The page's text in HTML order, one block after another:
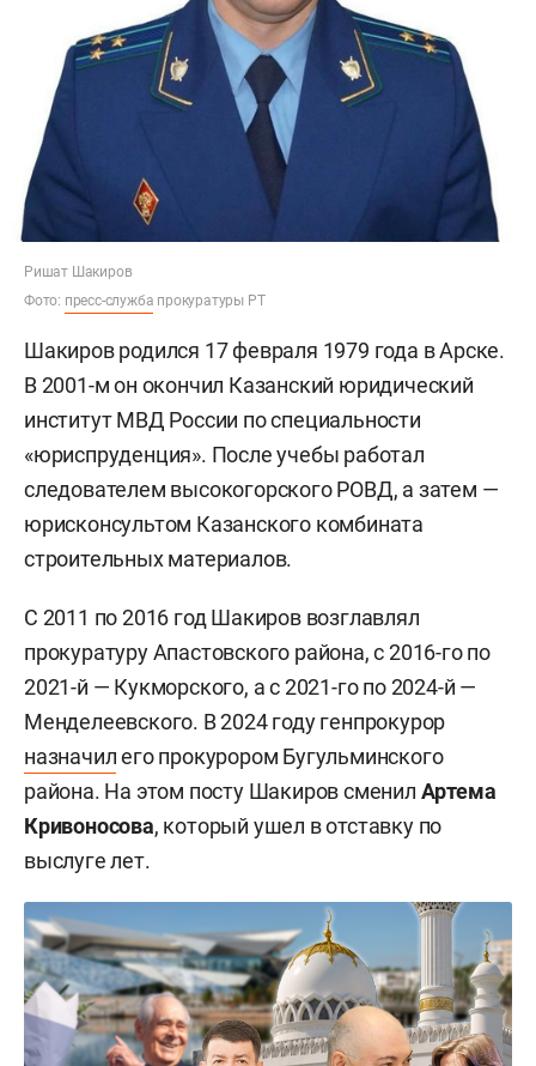
Ришат Шакиров
Фото: пресс-служба прокуратуры РТ
Шакиров родился 17 февраля 1979 года в Арске.
В 2001-м он окончил Казанский юридический
институт МВД России по специальности
«юриспруденция». После учебы работал
следователем высокогорского РОВД, а затем —
юрисконсультом Казанского комбината
строительных материалов.
С 2011 по 2016 год Шакиров возглавлял
прокуратуру Апастовского района, с 2016-го по
2021-й — Кукморского, а с 2021-го по 2024-й —
Менделеевского. В 2024 году генпрокурор
назначилего прокурором Бугульминского
района. На этом посту Шакиров сменил Артема
Кривоносова, который ушел в отставку по
выслуге лет.